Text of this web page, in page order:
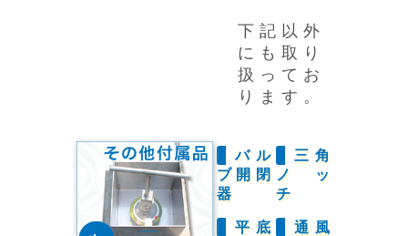
下記以外
にも取り
扱ってお
ります。
バル
ブ開閉
器
平底
三角
ノッ
チ
通風